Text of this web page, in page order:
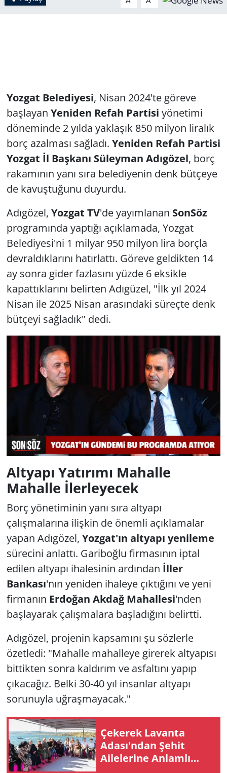
Yozgat Belediyesi, Nisan 2024'te göreve
başlayan Yeniden Refah Partisi yönetimi
döneminde 2 yılda yaklaşık 850 milyon liralık
borç azalması sağladı. Yeniden Refah Partisi
Yozgat İl Başkanı Süleyman Adıgözel, borç
rakamının yanı sıra belediyenin denk bütçeye
de kavuştuğunu duyurdu.
Adıgözel, Yozgat TV'de yayımlanan SonSöz
programında yaptığı açıklamada, Yozgat
Belediyesi'ni 1 milyar 950 milyon lira borçla
devraldıklarını hatırlattı. Göreve geldikten 14
ay sonra gider fazlasını yüzde 6 eksikle
kapattıklarını belirten Adıgüzel, "İlk yıl 2024
Nisan ile 2025 Nisan arasındaki süreçte denk
bütçeyi sağladık" dedi.
Altyapı Yatırımı Mahalle
Mahalle İlerleyecek
Borç yönetiminin yanı sıra altyapı
çalışmalarına ilişkin de önemli açıklamalar
yapan Adıgözel, Yozgat'ın altyapı yenileme
sürecini anlattı. Gariboğlu firmasının iptal
edilen altyapı ihalesinin ardından İller
Bankası'nın yeniden ihaleye çıktığını ve yeni
firmanın Erdoğan Akdağ Mahallesi'nden
başlayarak çalışmalara başladığını belirtti.
Adıgözel, projenin kapsamını şu sözlerle
özetledi: "Mahalle mahalleye girerek altyapısı
bittikten sonra kaldırım ve asfaltını yapıp
çıkacağız. Belki 30-40 yıl insanlar altyapı
sorunuyla uğraşmayacak."
Çekerek Lavanta
Adası'ndan Şehit
Ailelerine Anlamlı